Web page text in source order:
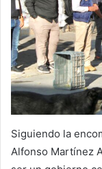
Siguiendo la
Alfonso Martínez